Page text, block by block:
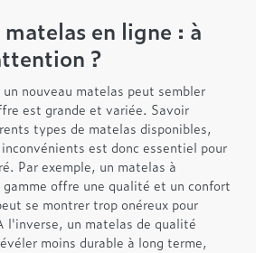
en ligne : à
?
nouveau matelas peut sembler
est grande et variée. Savoir
types de matelas disponibles,
est donc essentiel pour
Par exemple, un matelas à
offre une qualité et un confort
se montrer trop onéreux pour
l'inverse, un matelas de qualité
moins durable à long terme,